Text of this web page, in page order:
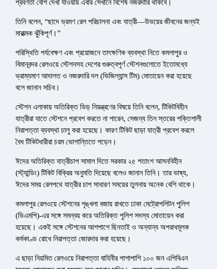
প্রবণতা বেশি দেখা যাওয়ায় এবার সেখানে বিশেষ নজরদারি থাকবে।
তিনি বলেন, “ছাদে ভ্রমণ রেল পরিচালনা এবং যাত্রী—উভয়ের জীবনের জন্যই
মারাত্মক ঝুঁকিপূর্ণ।”
পরিস্থিতি পর্যবেক্ষণ এবং প্রয়োজনে তাৎক্ষণিক ব্যবস্থা নিতে কমলাপুর ও
বিমানবন্দর রেলওয়ে স্টেশনসহ দেশের গুরুত্বপূর্ণ স্টেশনগুলোতে ইতোমধ্যে
ভ্রাম্যমাণ আদালত ও নজরদারি দল (ভিজিল্যান্স টিম) মোতায়েন করা হয়েছে
বলে জানান সচিব।
স্টেশন এলাকায় অতিরিক্ত ভিড় নিয়ন্ত্রণের বিষয়ে তিনি বলেন, টিকিটবিহীন
যাত্রীরা যাতে স্টেশনে প্রবেশ করতে না পারেন, সেজন্য তিন স্তরের শক্তিশালী
নিরাপত্তা ব্যবস্থা চালু করা হয়েছে। কারণ টিকিট ছাড়া যাত্রী প্রবেশ করলে
বৈধ টিকিটধারীরা চরম ভোগান্তিতে পড়েন।
ঈদের অতিরিক্ত যাত্রীচাপ সামাল দিতে সরকার ২৫ শতাংশ আসনবিহীন
(স্ট্যান্ডিং) টিকিট বিক্রির অনুমতি দিয়েছে বলেও জানান তিনি। তার ভাষ্য,
ঈদের সময় রেলপথে যাত্রীর চাপ সাধারণ সময়ের তুলনায় অনেক বেশি থাকে।
কমলাপুর রেলওয়ে স্টেশনের শৃঙ্খলা বজায় রাখতে ঢাকা মেট্রোপলিটন পুলিশ
(ডিএমপি)-এর সঙ্গে সমন্বয় করে অতিরিক্ত পুলিশ সদস্য মোতায়েন করা
হয়েছে। একই সঙ্গে স্টেশনের আশপাশে ছিনতাই ও অন্যান্য অপরাধমূলক
কর্মকাণ্ড রোধে নিরাপত্তা জোরদার করা হয়েছে।
এ ছাড়া নিয়মিত রেলওয়ে নিরাপত্তা বাহিনীর পাশাপাশি ১০০ জন এপিবিএন